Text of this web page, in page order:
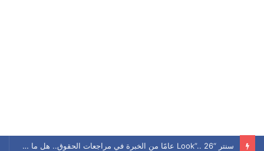
سنتر “Look”.. 26 عامًا من الخبرة في مراجعات الحقوق.. هل ما زال يحافظ على مكانته بين الطلاب؟